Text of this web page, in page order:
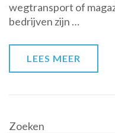
wegtransport of
bedrijven zijn …
LEES MEER
Zoeken